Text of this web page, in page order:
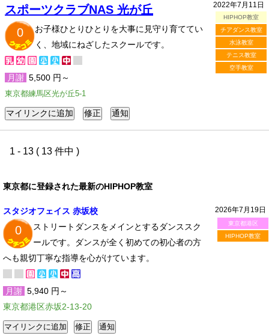
2022年7月11日
HIPHOP教室
チアダンス教室
水泳教室
テニス教室
空手教室
スポーツクラブNAS 光が丘
0
お子様ひとりひとりを大事に見守り育ててい
く、地域にねざしたスクールです。
月謝 5,500 円～
東京都練馬区光が丘5-1
1 - 13 ( 13 件中 )
東京都に登録された最新のHIPHOP教室
2026年7月19日
東京都港区
HIPHOP教室
スタジオフェイス 赤坂校
0
ストリートダンスをメインとするダンススク
ールです。ダンスが全く初めての初心者の方
へも親切丁寧な指導を心がけています。
月謝 5,940 円～
東京都港区赤坂2-13-20